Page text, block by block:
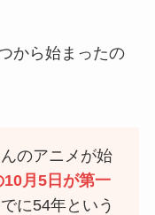
から始まったの
のアニメが始
10月5日が第一
に54年という